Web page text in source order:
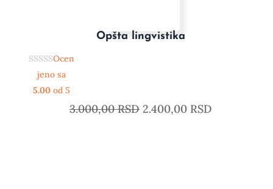
Opšta lingvistika
Ocen
jeno sa
5.00od 5
3.000,00RSD 2.400,00 RSD